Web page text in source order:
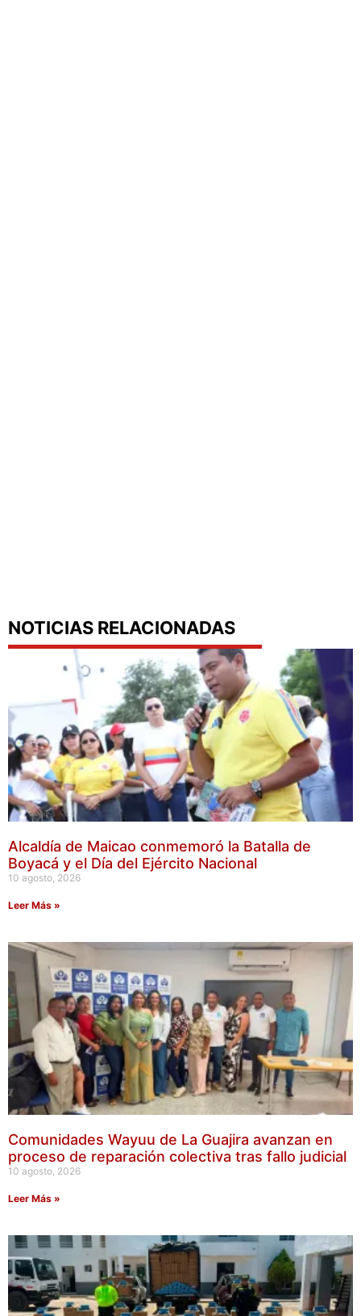
NOTICIAS RELACIONADAS
Alcaldía de Maicao conmemoró la Batalla de
Boyacá y el Día del Ejército Nacional
10 agosto, 2026
Leer Más »
Comunidades Wayuu de La Guajira avanzan en
proceso de reparación colectiva tras fallo judicial
10 agosto, 2026
Leer Más »